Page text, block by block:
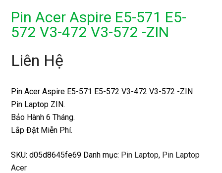
Pin Acer Aspire E5-571 E5-
572 V3-472 V3-572 -ZIN
Liên Hệ
Pin Acer Aspire E5-571 E5-572 V3-472 V3-572 -ZIN
Pin Laptop ZIN.
Bảo Hành 6 Tháng.
Lắp Đặt Miễn Phí.
SKU:d05d8645fe69 Danh mục: Pin Laptop, Pin Laptop
Acer